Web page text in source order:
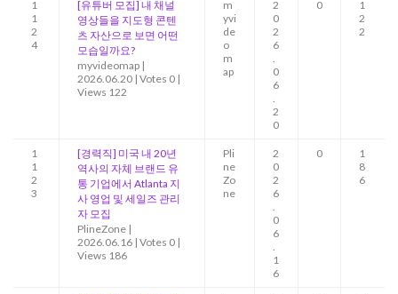
1
1
2
4
[유튜버 모집] 내 채널
영상들을 지도형 콘텐
츠 자산으로 보면 어떤
모습일까요?
myvideomap |
2026.06.20 | Votes 0 |
Views 122
m
yvi
de
o
m
ap
2
0
2
6
.
0
6
.
2
0
0
1
2
2
1
1
2
3
[경력직] 미국 내 20년
역사의 자체 브랜드 유
통 기업에서 Atlanta 지
사 영업 및 세일즈 관리
자 모집
PlineZone |
2026.06.16 | Votes 0 |
Views 186
Pli
ne
Zo
ne
2
0
2
6
.
0
6
.
1
6
0
1
8
6